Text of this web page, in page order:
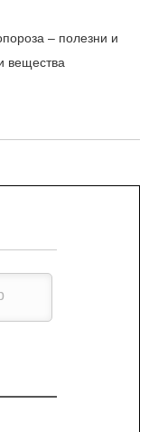
– полезни и
вещества